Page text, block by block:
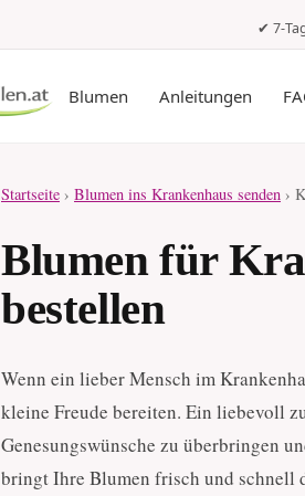
✔ 7-
Blumen Anleitungen
Startseite › Blumen ins Krankenhaus senden ›
Blumen für
bestellen
Wenn ein lieber Mensch im
kleine Freude bereiten. Ein liebevoll
Genesungswünsche zu überbringen
bringt Ihre Blumen frisch und schnell